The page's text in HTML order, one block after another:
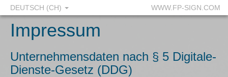
DEUTSCH (CH) WWW.FP-SIGN.COM
Impressum
Unternehmensdaten nach § 5 Digitale-
Dienste-Gesetz (DDG)